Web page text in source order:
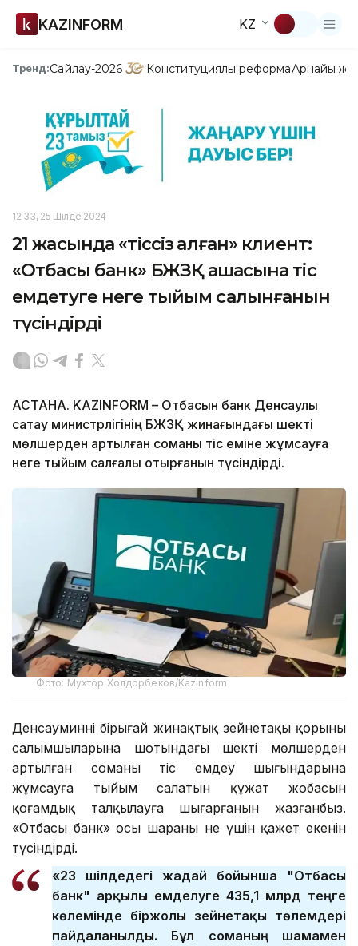
KAZINFORM KZ
Тренд:Сайлау-2026 Конституциялық реформаАрнайы
12:33, 25 Шілде 2024
21 жасында «тіссіз қалған» клиент:
«Отбасы банк» БЖЗҚ ақшасына тіс
емдетуге неге тыйым салынғанын
түсіндірді
АСТАНА. KAZINFORM – Отбасын банк Денсаулық
сақтау министрлігінің БЖЗҚ жинағындағы шекті
мөлшерден артылған соманы тіс еміне жұмсауға
неге тыйым салғалы отырғанын түсіндірді.
Фото: Мухтор Холдорбеков/Kazinform
Денсауминнің бірыңғай жинақтық зейнетақы қорының
салымшыларына шотындағы шекті мөлшерден
артылған соманы тіс емдеу шығындарына
жұмсауға тыйым салатын құжат жобасын
қоғамдық талқылауға шығарғанын жазғанбыз.
«Отбасы банк» осы шараның не үшін қажет екенін
түсіндірді.
«23 шілдедегі жағдай бойынша "Отбасы
банк" арқылы емделуге 435,1 млрд теңге
көлемінде біржолғы зейнетақы төлемдері
пайдаланылды. Бұл соманың шамамен